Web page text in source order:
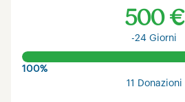
500 €
-24 Giorni
100%
11 Donazioni